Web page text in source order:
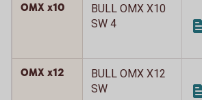
OMX x10
BULL OMX X10
SW 4
OMX x12
BULL OMX X12
SW